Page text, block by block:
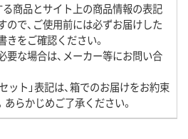
る商品とサイト上の商品情報の表記
ので、ご使用前には必ずお届けした
をご確認ください。
要な場合は、メーカー等にお問い合
ット」表記は、箱でのお届けをお約束
らかじめご了承ください。